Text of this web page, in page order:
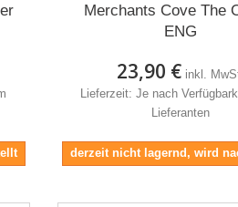
Merchants Cove The
ENG
23,90 € inkl.
Lieferzeit: Je nach
Lieferanten
derzeit nicht lagernd, wird